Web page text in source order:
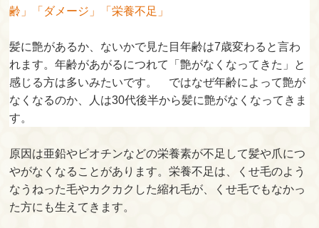
齢」「ダメージ」「栄養不足」
髪に艶があるか、ないかで見た目年齢は7歳変わると言わ
れます。年齢があがるにつれて「艶がなくなってきた」と
感じる方は多いみたいです。 ではなぜ年齢によって艶が
なくなるのか、人は30代後半から髪に艶がなくなってきま
す。
原因は亜鉛やビオチンなどの栄養素が不足して髪や爪につ
やがなくなることがあります。栄養不足は、くせ毛のよう
なうねった毛やカクカクした縮れ毛が、くせ毛でもなかっ
た方にも生えてきます。